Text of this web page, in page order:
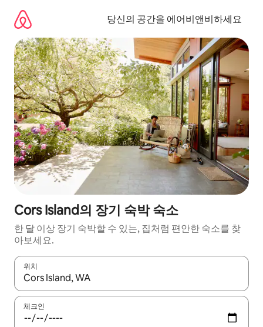
당신의 공간을 에어비앤비하세요
Cors Island의 장기 숙박 숙소
한 달 이상 장기 숙박할 수 있는, 집처럼 편안한 숙소를 찾
아보세요.
위치
결과가 나오면 위·아래 화살표 키를 사용하거나 터치 또는 스와이
체크인